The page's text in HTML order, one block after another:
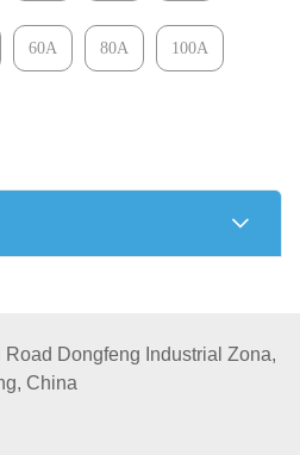
60A 80A 100A
Road Dongfeng Industrial Zona,
China